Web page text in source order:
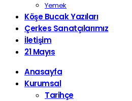
Yemek
Köşe Bucak Yazıları
Çerkes Sanatçılarımız
İletişim
21 Mayıs
Anasayfa
Kurumsal
Tarihçe